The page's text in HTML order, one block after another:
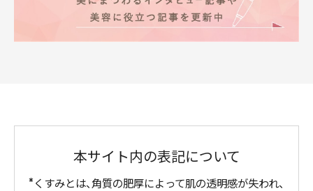
本サイト内の表記について
くすみとは、角質の肥厚によって肌の透明感が失われ、